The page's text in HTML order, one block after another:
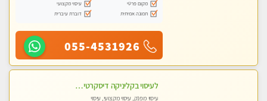
מקום פרטי
עיסוי מקצועי
תמונה אמיתית
דוברת עיברית
055-4531926
לעיסוי בקליניקה דיסקרטית -בחיפה
עיסוי מפנק, עיסוי מקצועי, עיסוי